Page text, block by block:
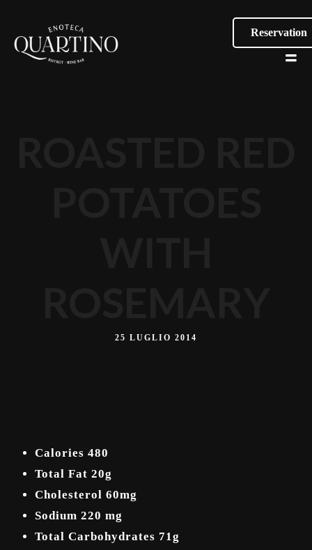
Reservation
25 LUGLIO 2014
Calories 480
Total Fat 20g
Cholesterol 60mg
Sodium 220 mg
Total Carbohydrates 71g